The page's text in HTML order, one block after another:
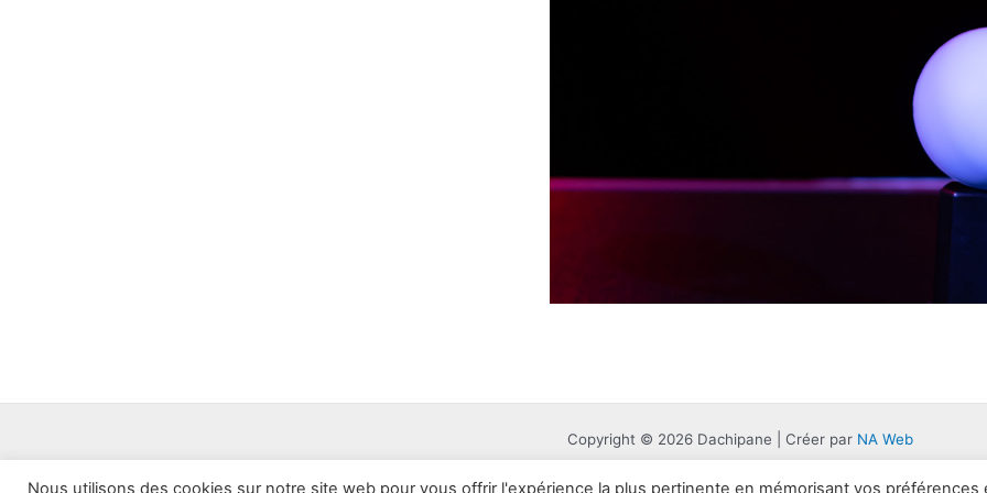
Copyright © 2026 Dachipane | Créer par NA Web
Nous utilisons des cookies sur notre site web pour vous offrir l'expérience la plus pertinente en mémorisant vos préférences